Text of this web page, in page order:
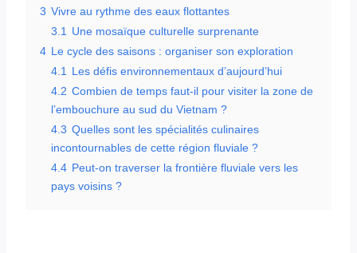
3 Vivre au rythme des eaux flottantes
3.1
Une mosaïque culturelle surprenante
4 Le cycle des saisons : organiser son exploration
4.1
Les défis environnementaux d’aujourd’hui
4.2 Combien de temps faut-il pour visiter la zone de
l’embouchure au sud du Vietnam ?
4.3 Quelles sont les spécialités culinaires
incontournables de cette région fluviale ?
4.4 Peut-on traverser la frontière fluviale vers les
pays voisins ?